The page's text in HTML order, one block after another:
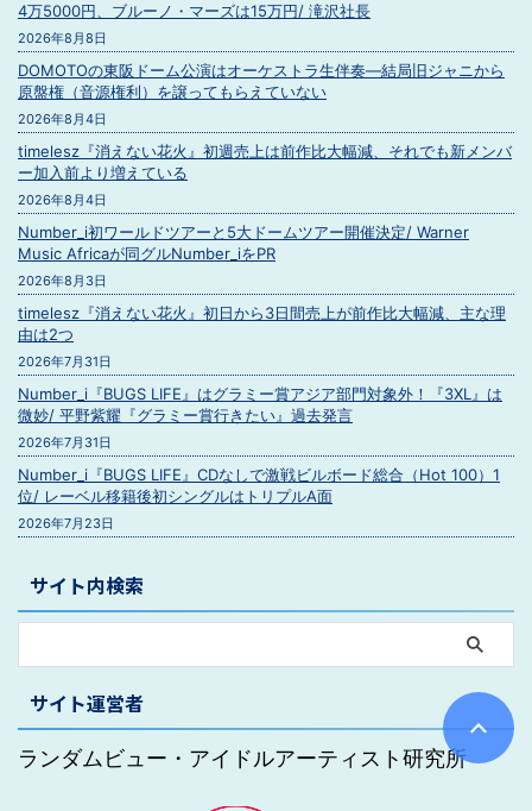
4万5000円、ブルーノ・マーズは15万円/ 滝沢社長
2026年8月8日
DOMOTOの東阪ドーム公演はオーケストラ生伴奏―結局旧ジャニから
原盤権（音源権利）を譲ってもらえていない
2026年8月4日
timelesz『消えない花火』初週売上は前作比大幅減、それでも新メンバ
ー加入前より増えている
2026年8月4日
Number_i初ワールドツアーと5大ドームツアー開催決定/ Warner
Music Africaが同グルNumber_iをPR
2026年8月3日
timelesz『消えない花火』初日から3日間売上が前作比大幅減、主な理
由は2つ
2026年7月31日
Number_i『BUGS LIFE』はグラミー賞アジア部門対象外！『3XL』は
微妙/ 平野紫耀『グラミー賞行きたい』過去発言
2026年7月31日
Number_i『BUGS LIFE』CDなしで激戦ビルボード総合（Hot 100）1
位/ レーベル移籍後初シングルはトリプルA面
2026年7月23日
サイト内検索
サイト運営者
ランダムビュー・アイドルアーティスト研究所